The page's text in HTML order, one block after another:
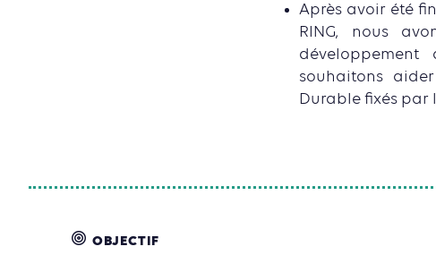
Après avoir été
RING, nous
souhaitons
Durable fixés par
OBJECTIF